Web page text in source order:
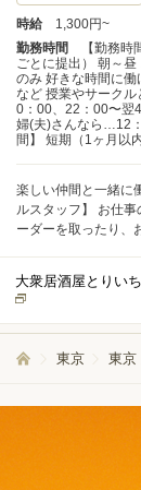
時給
1,300円~
勤務時間
【勤務
ごとに提出） 朝～
のみ 好きな時間に
など 授業やサーク
0：00、22：00〜翌
婦(夫)さんなら…12
間】 短期（1ヶ月以
楽しい仲間と一緒に働
ルスタッフ】 お仕事のスタートは、明るい「いらっしゃいませ！」から。オ
ーダーを取ったり、
大衆居酒屋とりい
東京 東京